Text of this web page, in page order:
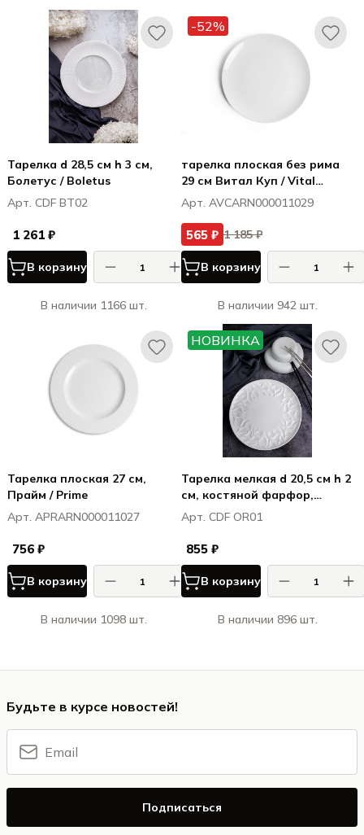
Тарелка d 28,5 см h 3 см,
Болетус / Boletus
Арт. CDF BT02
1 261 ₽
В корзину
В наличии 1166 шт.
-52%
тарелка плоская без рима
29 см Витал Куп / Vital
Coupe
Арт. AVCARN000011029
565 ₽ 1 185 ₽
В корзину
В наличии 942 шт.
Тарелка плоская 27 см,
Прайм / Prime
Арт. APRARN000011027
756 ₽
В корзину
В наличии 1098 шт.
НОВИНКА
Тарелка мелкая d 20,5 см h 2
см, костяной фарфор,
Оригами / Origami
Арт. CDF OR01
855 ₽
В корзину
В наличии 896 шт.
Будьте в курсе новостей!
Подписаться